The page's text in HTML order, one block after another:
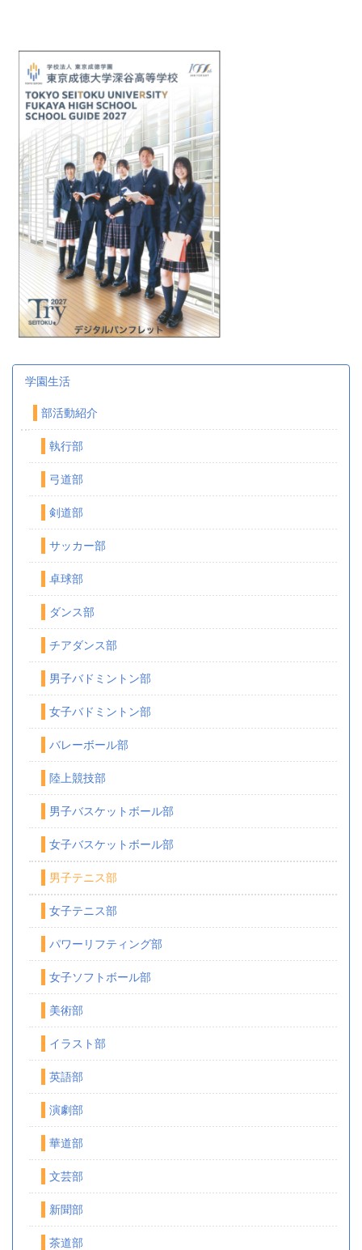
学園生活
部活動紹介
執行部
弓道部
剣道部
サッカー部
卓球部
ダンス部
チアダンス部
男子バドミントン部
女子バドミントン部
バレーボール部
陸上競技部
男子バスケットボール部
女子バスケットボール部
男子テニス部
女子テニス部
パワーリフティング部
女子ソフトボール部
美術部
イラスト部
英語部
演劇部
華道部
文芸部
新聞部
茶道部